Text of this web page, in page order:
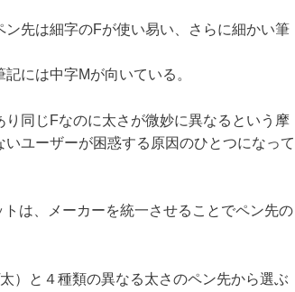
先は細字のFが使い易い、さらに細かい筆
には中字Mが向いている。
同じFなのに太さが微妙に異なるという摩
ユーザーが困惑する原因のひとつになって
は、メーカーを統一させることでペン先の
）と４種類の異なる太さのペン先から選ぶ